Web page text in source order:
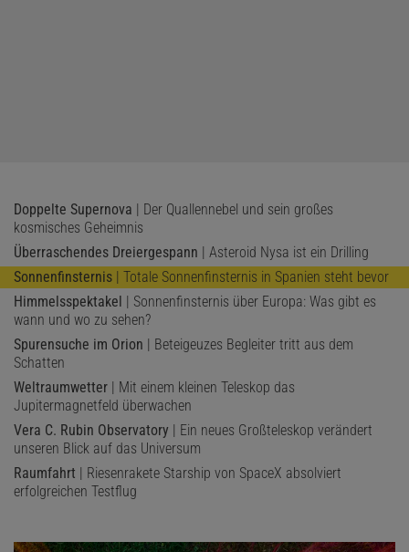
Doppelte Supernova | Der Quallennebel und sein großes
kosmisches Geheimnis
Überraschendes Dreiergespann | Asteroid Nysa ist ein Drilling
Sonnenfinsternis | Totale Sonnenfinsternis in Spanien steht bevor
Himmelsspektakel
| Sonnenfinsternis über Europa: Was gibt es
wann und wo zu sehen?
Spurensuche im Orion | Beteigeuzes Begleiter tritt aus dem
Schatten
Weltraumwetter | Mit einem kleinen Teleskop das
Jupitermagnetfeld überwachen
Vera C. Rubin Observatory | Ein neues Großteleskop verändert
unseren Blick auf das Universum
Raumfahrt | Riesenrakete Starship von SpaceX absolviert
erfolgreichen Testflug